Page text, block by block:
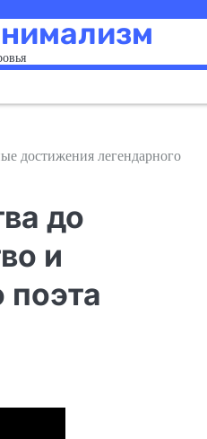
достижения легендарного
до
и